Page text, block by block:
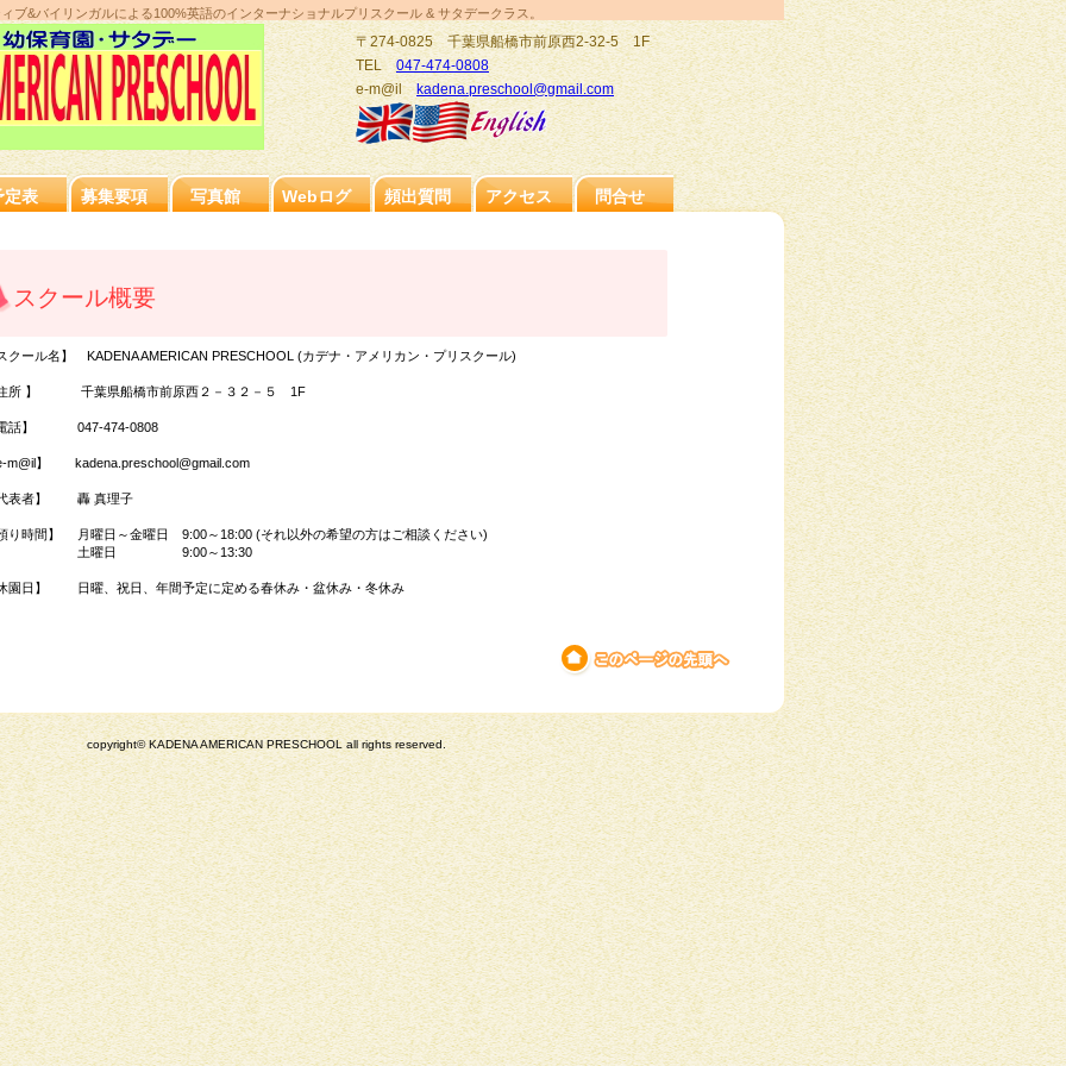
ブ&バイリンガルによる100%英語のインターナショナルプリスクール & サタデークラス。
〒274-0825 千葉県船橋市前原西2-32-5 1F
TEL047-474-0808
e-m@ilkadena.preschool@gmail.com
スクール概要
クール名】 KADENA AMERICAN PRESCHOOL (カデナ・アメリカン・プリスクール)
所 】 千葉県船橋市前原西２－３２－５ 1F
話】 047-474-0808
m@il】 kadena.preschool@gmail.com
表者】 轟 真理子
り時間】 月曜日～金曜日 9:00～18:00 (それ以外の希望の方はご相談ください)
曜日 9:00～13:30
園日】 日曜、祝日、年間予定に定める春休み・盆休み・冬休み
定表 募集要項 写真館 Webログ 頻出質問 アクセス 問合せ
copyright© KADENA AMERICAN PRESCHOOL all rights reserved.